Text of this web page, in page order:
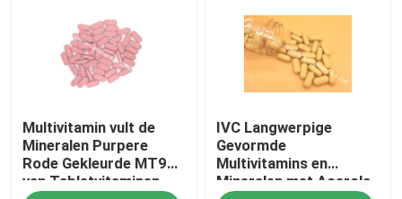
Multivitamin vult de
Mineralen Purpere
Rode Gekleurde MT9G
van Tabletvitaminen
IVC Langwerpige
Gevormde
Multivitamins en
Mineralen met Acerola-